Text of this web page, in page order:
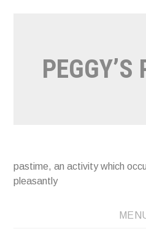
springen
pastime, an activity which
pleasantly